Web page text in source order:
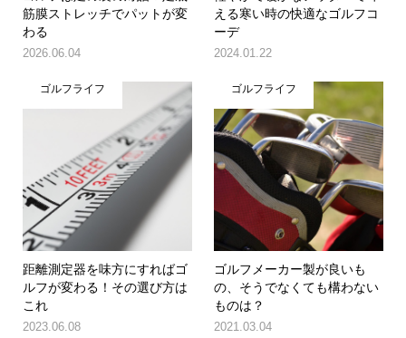
筋膜ストレッチでパットが変
わる
2026.06.04
える寒い時の快適なゴルフコ
ーデ
2024.01.22
ゴルフライフ
距離測定器を味方にすればゴ
ルフが変わる！その選び方は
これ
2023.06.08
ゴルフライフ
ゴルフメーカー製が良いも
の、そうでなくても構わない
ものは？
2021.03.04